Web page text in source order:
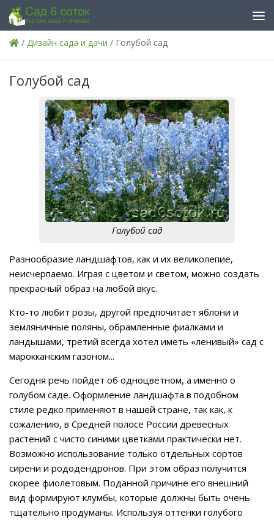
Skip to content
/ Дизайн сада и дачи / Голубой сад
Голубой сад
Голубой сад
Разнообразие ландшафтов, как и их великолепие,
неисчерпаемо. Играя с цветом и светом, можно создать
прекрасный образ на любой вкус.
Кто-то любит розы, другой предпочитает яблони и
земляничные поляны, обрамленные фиалками и
ландышами, третий всегда хотел иметь «ленивый» сад с
марокканским газоном...
Сегодня речь пойдет об одноцветном, а именно о
голубом саде. Оформление ландшафта в подобном
стиле редко применяют в нашей стране, так как, к
сожалению, в Средней полосе России древесных
растений с чисто синими цветками практически нет.
Возможно использование только отдельных сортов
сирени и рододендронов. При этом образ получится
скорее фиолетовым. Поданной причине его внешний
вид формируют клумбы, которые должны быть очень
тщательно продуманы. Используя оттенки голубого